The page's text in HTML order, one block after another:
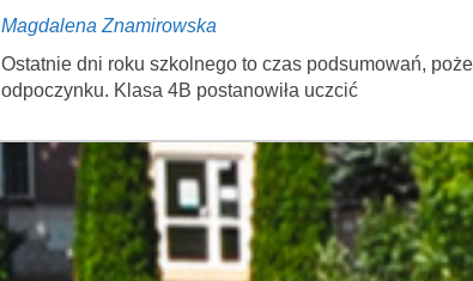
Magdalena Znamirowska
Ostatnie dni roku szkolnego to czas podsumowań,
odpoczynku. Klasa 4B postanowiła uczcić